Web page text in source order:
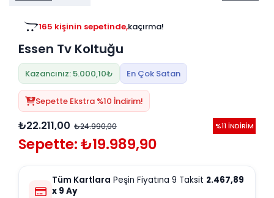
165 kişinin sepetinde,kaçırma!
Essen Tv Koltuğu
Kazancınız: 5.000,10₺ En Çok Satan
Sepette Ekstra %10 İndirim!
₺22.211,00 ₺24.990,00 %11 İNDİRİM
Sepette: ₺19.989,90
Tüm Kartlara Peşin Fiyatına 9 Taksit 2.467,89
x 9 Ay
Üniteleri/Sehpaları
Orta Sehpa
Zigon Sehpa
Orta Puflar
Oturma Odası
Puf Modelleri
Baza
Çalışma Masası
Duvar Rafı
Kitaplık
Oyun ve Aktivite
Masa Setleri
Tablo